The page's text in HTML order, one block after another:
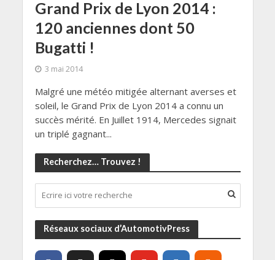
Grand Prix de Lyon 2014 :
120 anciennes dont 50
Bugatti !
3 mai 2014
Malgré une météo mitigée alternant averses et
soleil, le Grand Prix de Lyon 2014 a connu un
succès mérité. En Juillet 1914, Mercedes signait
un triplé gagnant...
Recherchez… Trouvez !
Réseaux sociaux d’AutomotivPress